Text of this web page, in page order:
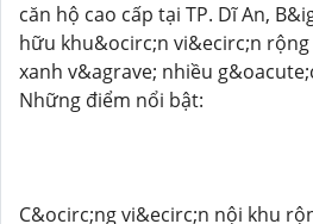
căn hộ cao cấp tại TP. Dĩ An,
hữu khu&ocirc;n vi&ecirc;n
xanh v&agrave; nhiều
Những điểm nổi bật:
C&ocirc;ng vi&ecirc;n nội khu